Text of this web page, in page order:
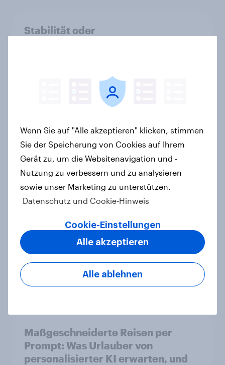
Stabilität oder
Regulierung von Grossbanken steht
YouGov-Studie: Pride-Engagement
von Marken – Sichtbarkeit allein
reicht nicht aus
Artikel
Weltneuheit: Erste skalierte Studie
zeigt Impact von Werbung auf Net
Promoter Score – Apple, Amazon
und Nivea führen NPS-Ranking an
Artikel
Maßgeschneiderte Reisen per
Prompt: Was Urlauber von
personalisierter KI erwarten, und
Wenn Sie auf "Alle akzeptieren" klicken, stimmen
Sie der Speicherung von Cookies auf Ihrem
Gerät zu, um die Websitenavigation und -
Nutzung zu verbessern und zu analysieren
sowie unser Marketing zu unterstützen.
Datenschutz und Cookie-Hinweis
Cookie-Einstellungen
Alle ablehnen
Alle akzeptieren